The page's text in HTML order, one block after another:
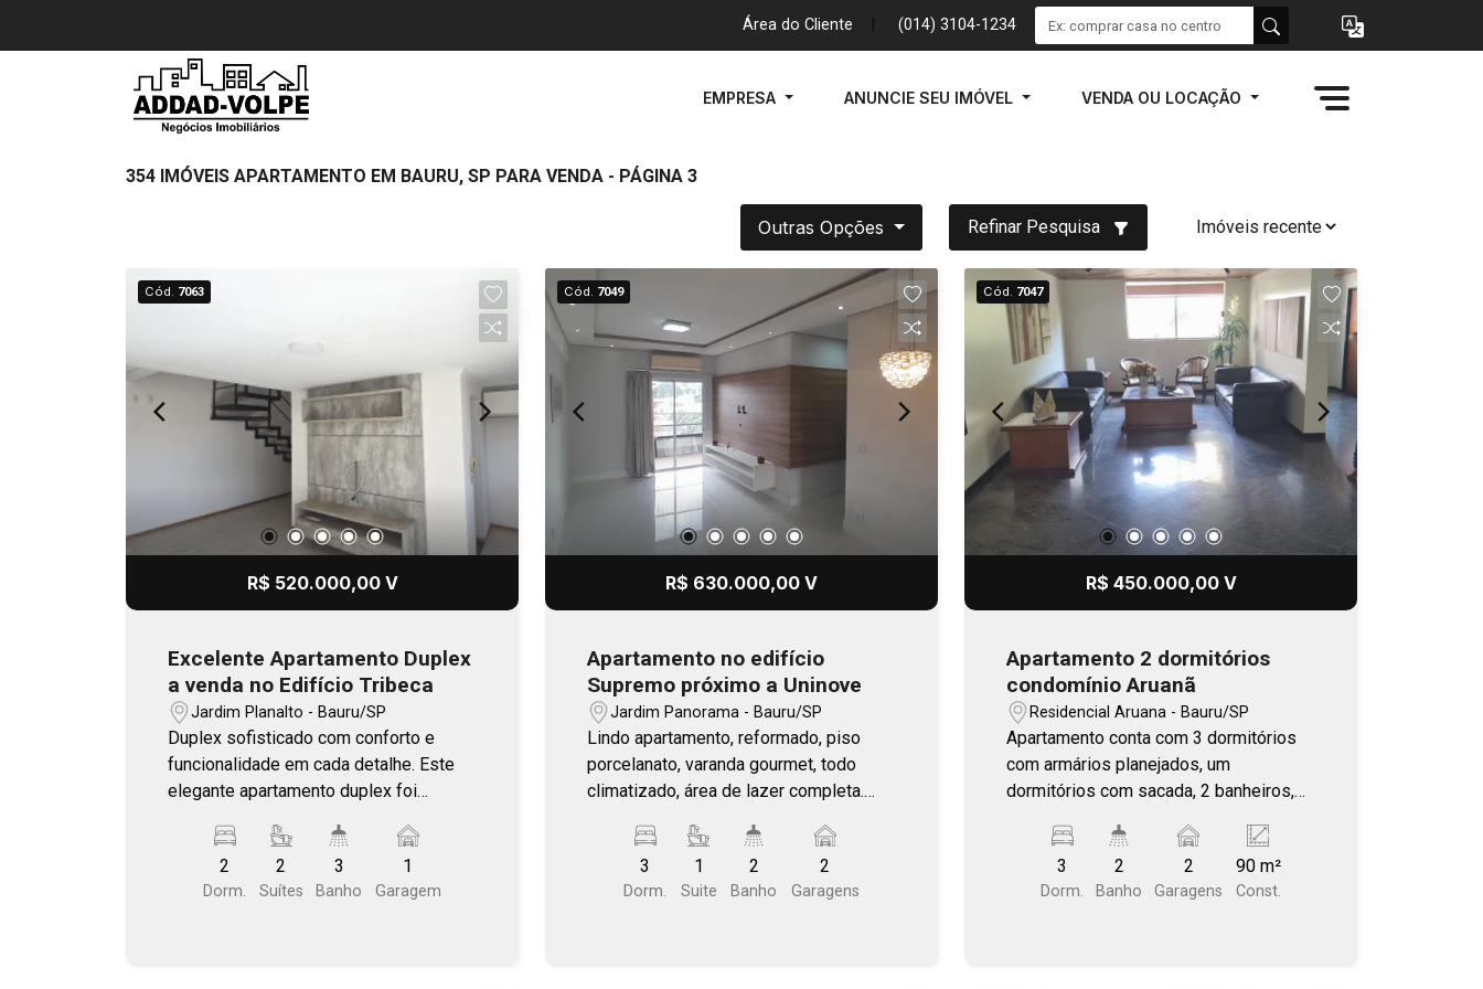
Área do Cliente (014) 3104-1234
EMPRESA ANUNCIE SEU IMÓVEL VENDA OU LOCAÇÃO
354 IMÓVEIS APARTAMENTO EM BAURU, SP PARA VENDA - PÁGINA 3
Outras Opções Refinar Pesquisa
Cód. 7063
R$ 520.000,00 V
Excelente Apartamento Duplex
a venda no Edifício Tribeca
Jardim Planalto - Bauru/SP
Duplex sofisticado com conforto e
funcionalidade em cada detalhe. Este
elegante apartamento duplex foi
bem distribuídos, conforto e um estilo
de vida contemporâneo. No pavimento
principal, a área social se destaca por
2
Dorm.
2
Suítes
3
Banho
1
Garagem
Cód. 7049
R$ 630.000,00 V
Apartamento no edifício
Supremo próximo a Uninove
Jardim Panorama - Bauru/SP
Lindo apartamento, reformado, piso
porcelanato, varanda gourmet, todo
climatizado, área de lazer completa.
3
Dorm.
1
Suite
2
Banho
2
Garagens
Cód. 7047
R$ 450.000,00 V
Apartamento 2 dormitórios
condomínio Aruanã
Residencial Aruana - Bauru/SP
Apartamento conta com 3 dormitórios
com armários planejados, um
dormitórios com sacada, 2 banheiros,
lavanderia planejada. Condomínio
oferece academia, sauna, 2 piscinas,
salão de festas e playground.
3
Dorm.
2
Banho
2
Garagens
90 m²
Const.